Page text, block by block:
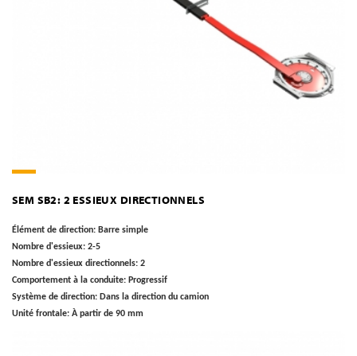
SEM SB2: 2 ESSIEUX DIRECTIONNELS
Élément de direction: Barre simple
Nombre d'essieux: 2-5
Nombre d'essieux directionnels: 2
Comportement à la conduite: Progressif
Système de direction: Dans la direction du camion
Unité frontale: À partir de 90 mm